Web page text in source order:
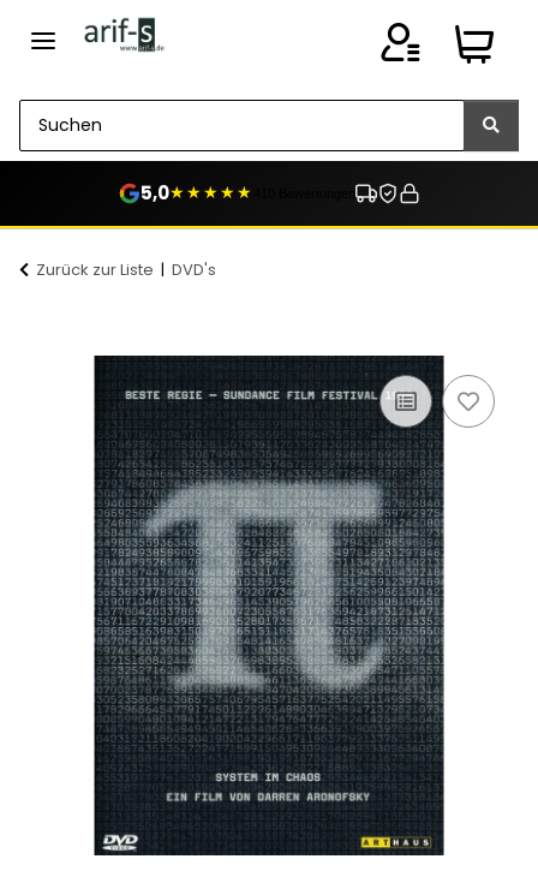
5,0★★★★★
Zurück zur Liste DVD's